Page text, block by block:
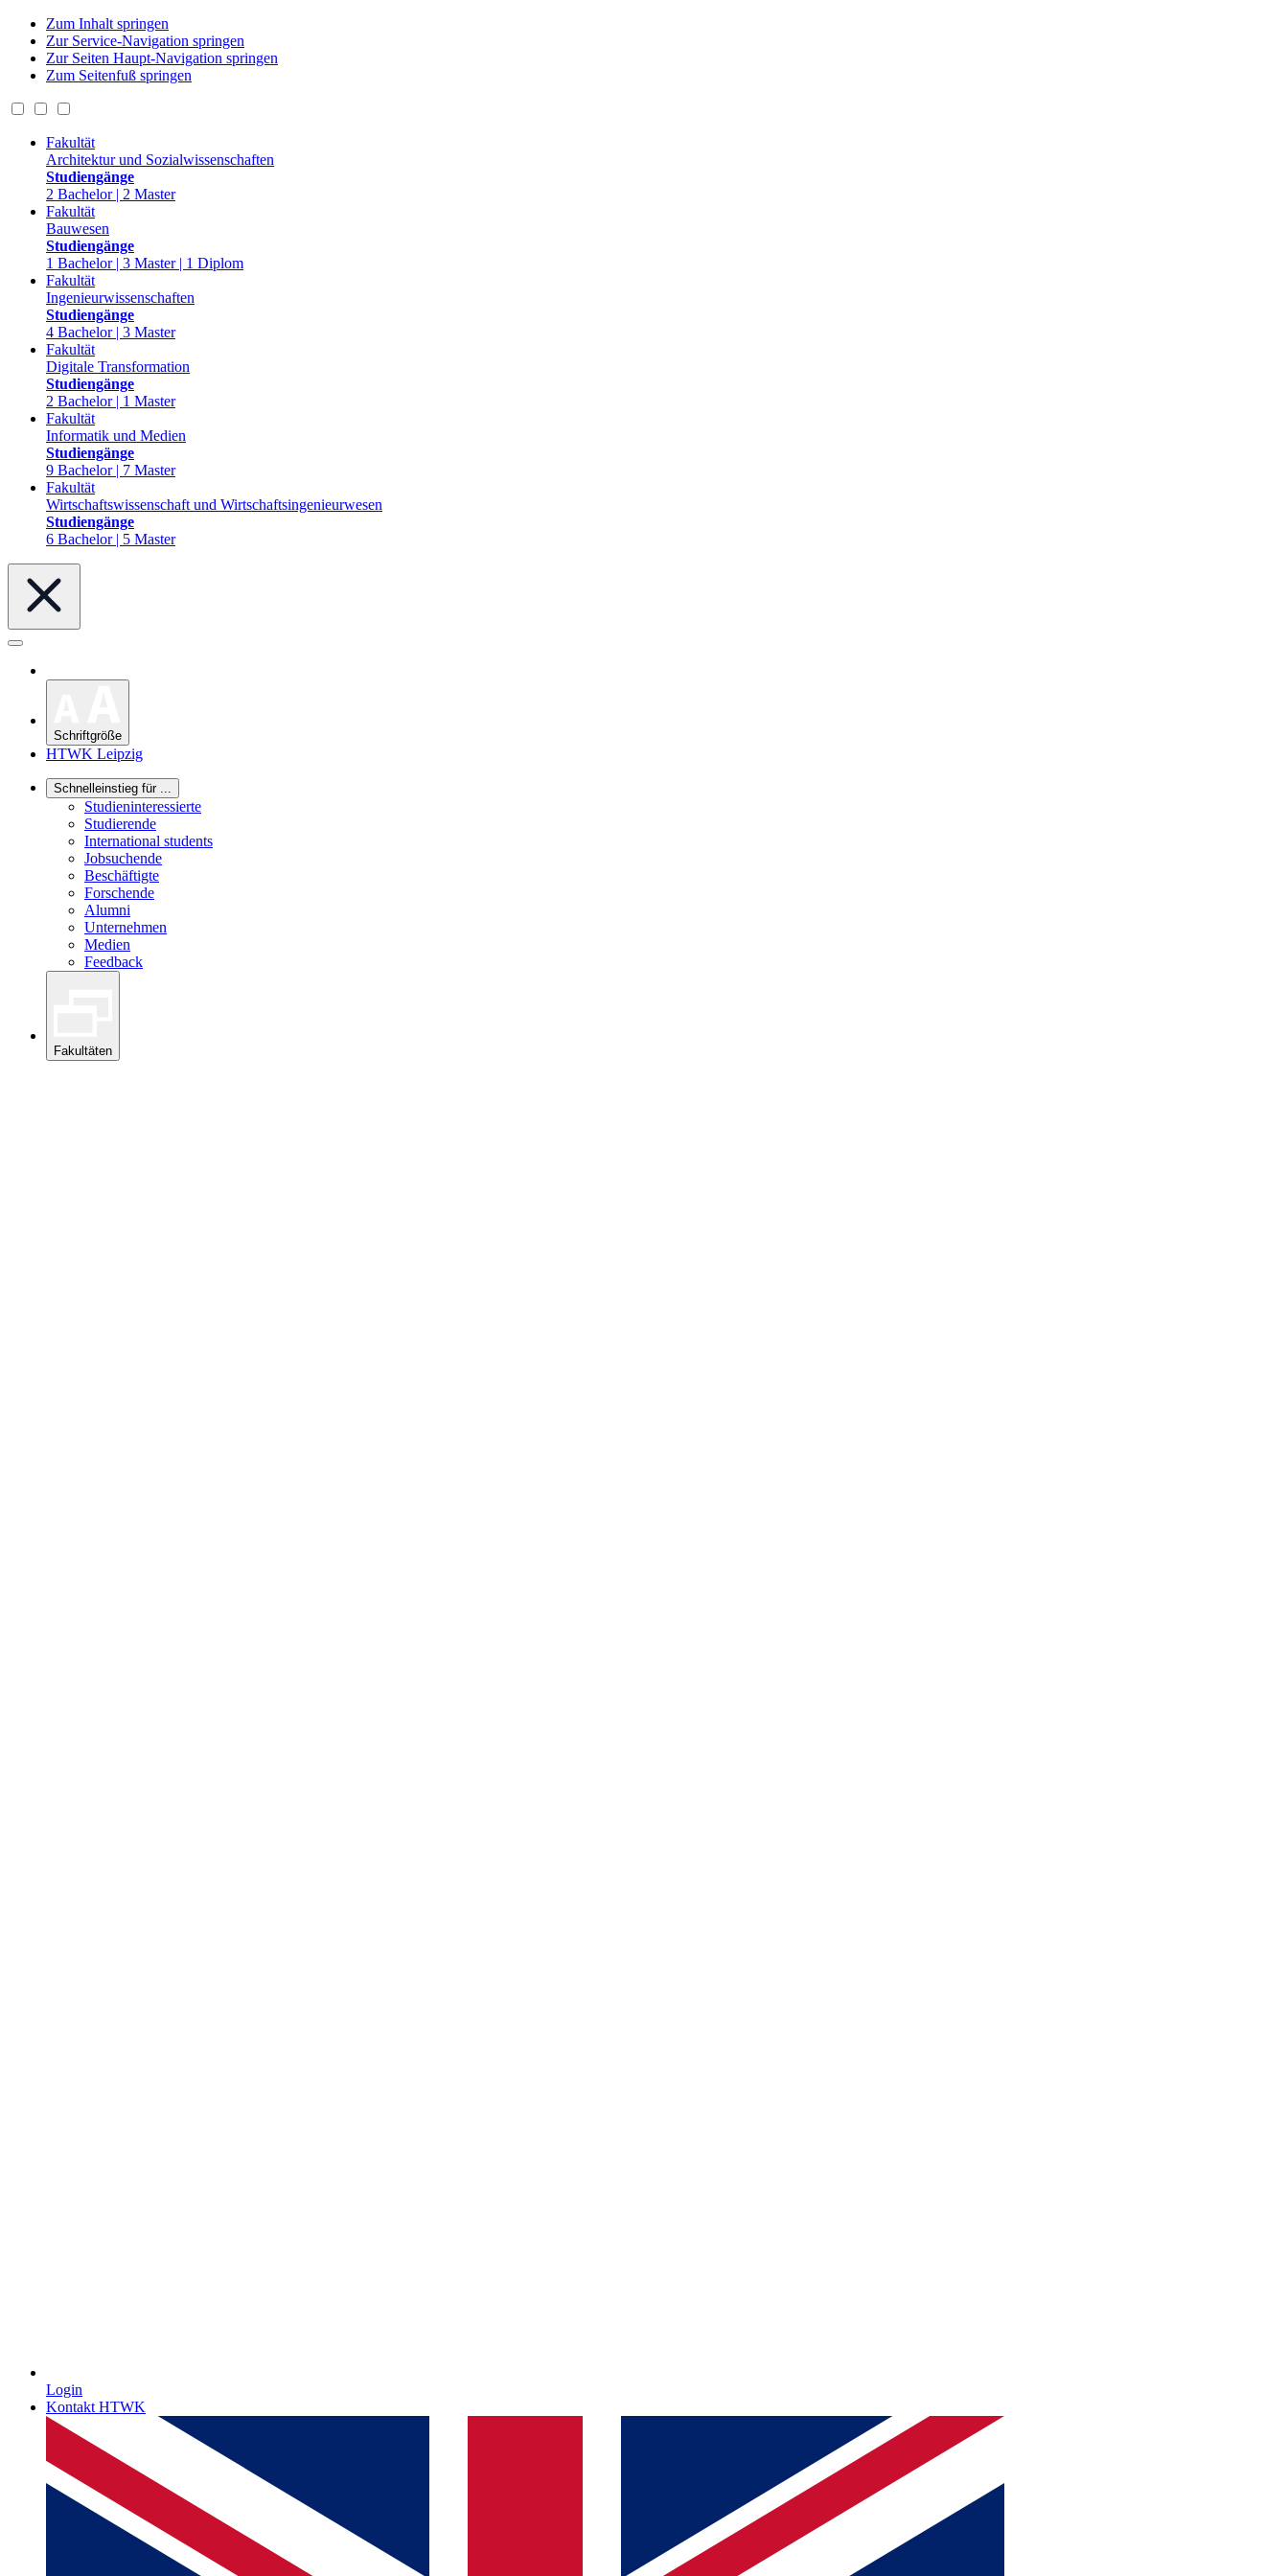
Zum Inhalt springen
Zur Service-Navigation springen
Zur Seiten Haupt-Navigation springen
Zum Seitenfuß springen
Fakultät
Architektur und Sozialwissenschaften
Studiengänge
2 Bachelor | 2 Master
Fakultät
Bauwesen
Studiengänge
1 Bachelor | 3 Master | 1 Diplom
Fakultät
Ingenieurwissenschaften
Studiengänge
4 Bachelor | 3 Master
Fakultät
Digitale Transformation
Studiengänge
2 Bachelor | 1 Master
Fakultät
Informatik und Medien
Studiengänge
9 Bachelor | 7 Master
Fakultät
Wirtschaftswissenschaft und Wirtschaftsingenieurwesen
Studiengänge
6 Bachelor | 5 Master
Schriftgröße
HTWK Leipzig
Schnelleinstieg für ...
Studieninteressierte
Studierende
International students
Jobsuchende
Beschäftigte
Forschende
Alumni
Unternehmen
Medien
Feedback
Fakultäten
Login
Kontakt HTWK